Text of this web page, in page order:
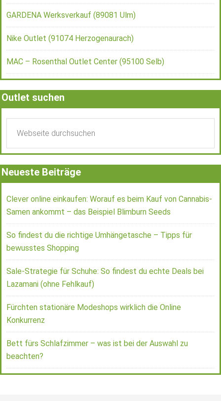
GARDENA Werksverkauf (89081 Ulm)
Nike Outlet (91074 Herzogenaurach)
MAC – Rosenthal Outlet Center (95100 Selb)
Outlet suchen
Neueste Beiträge
Clever online einkaufen: Worauf es beim Kauf von Cannabis-
Samen ankommt – das Beispiel Blimburn Seeds
So findest du die richtige Umhängetasche – Tipps für
bewusstes Shopping
Sale-Strategie für Schuhe: So findest du echte Deals bei
Lazamani (ohne Fehlkauf)
Fürchten stationäre Modeshops wirklich die Online
Konkurrenz
Bett fürs Schlafzimmer – was ist bei der Auswahl zu
beachten?